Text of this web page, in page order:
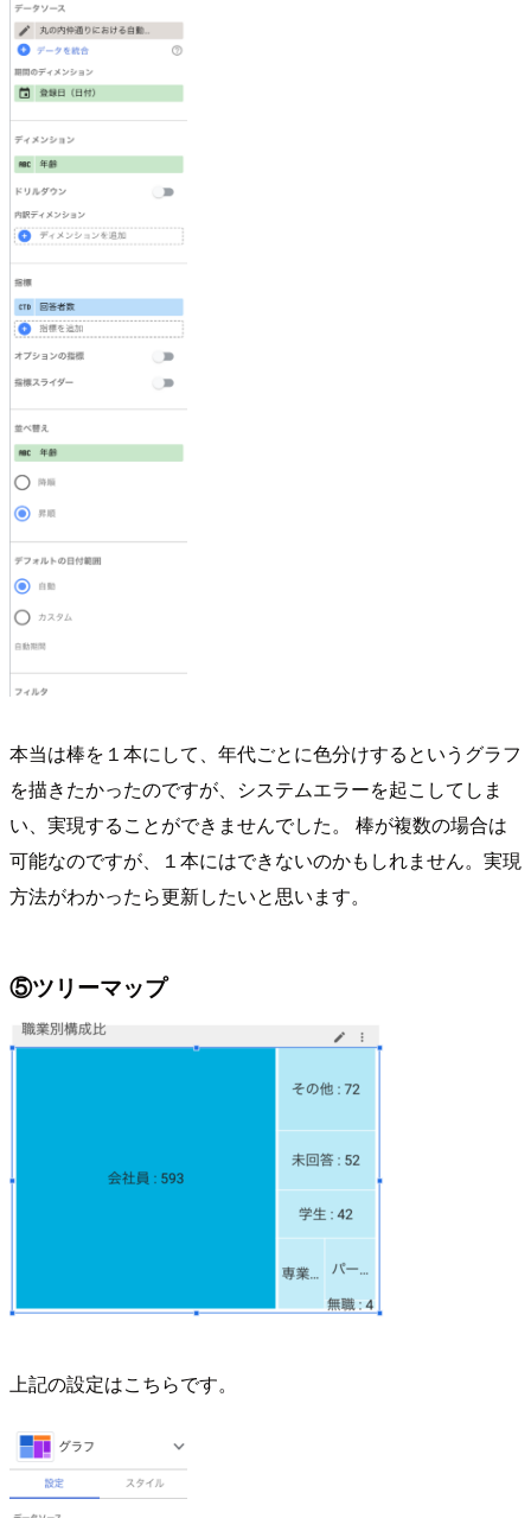
本当は棒を１本にして、年代ごとに色分けするというグラフ
を描きたかったのですが、システムエラーを起こしてしま
い、実現することができませんでした。 棒が複数の場合は
可能なのですが、１本にはできないのかもしれません。実現
方法がわかったら更新したいと思います。
⑤ツリーマップ
上記の設定はこちらです。